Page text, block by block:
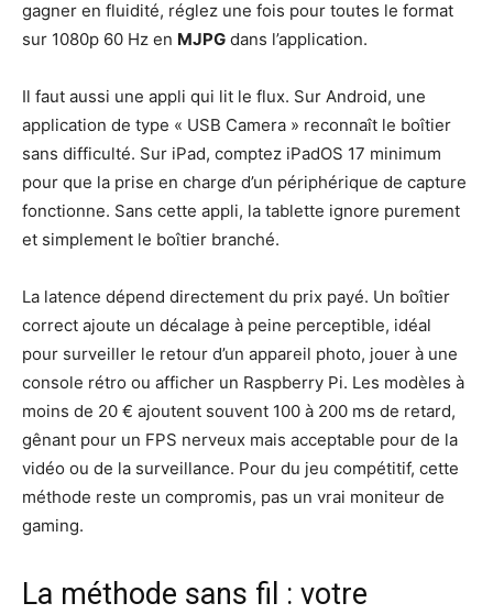
gagner en fluidité, réglez une fois pour toutes le format
sur 1080p 60 Hz en MJPG dans l’application.
Il faut aussi une appli qui lit le flux. Sur Android, une
application de type « USB Camera » reconnaît le boîtier
sans difficulté. Sur iPad, comptez iPadOS 17 minimum
pour que la prise en charge d’un périphérique de capture
fonctionne. Sans cette appli, la tablette ignore purement
et simplement le boîtier branché.
La latence dépend directement du prix payé. Un boîtier
correct ajoute un décalage à peine perceptible, idéal
pour surveiller le retour d’un appareil photo, jouer à une
console rétro ou afficher un Raspberry Pi. Les modèles à
moins de 20 € ajoutent souvent 100 à 200 ms de retard,
gênant pour un FPS nerveux mais acceptable pour de la
vidéo ou de la surveillance. Pour du jeu compétitif, cette
méthode reste un compromis, pas un vrai moniteur de
gaming.
La méthode sans fil : votre